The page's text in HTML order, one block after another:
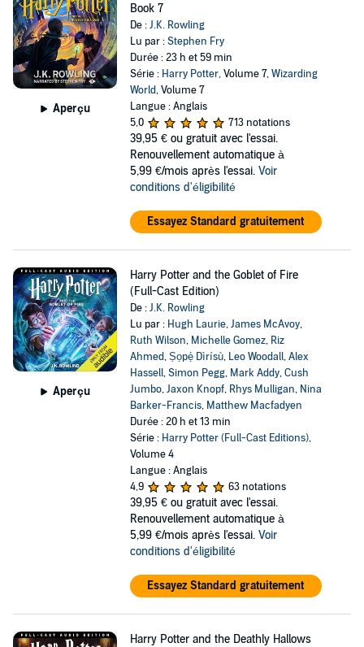
Aperçu
Book 7
De :J.K. Rowling
Lu par :Stephen Fry
Durée : 23 h et 59 min
Série : Harry Potter, Volume 7,Wizarding
World, Volume 7
Langue : Anglais
5,0
713 notations
39,95 € ou gratuit avec l'essai.
Renouvellement automatique à
5,99 €/mois après l'essai. Voir
conditions d'éligibilité
Essayez Standard gratuitement
Aperçu
Harry Potter and the Goblet of Fire
(Full-Cast Edition)
De :J.K. Rowling
Lu par : Hugh Laurie,James McAvoy,
Ruth Wilson, Michelle Gomez, Riz
Ahmed,Ṣọpẹ́ Dìrísù, Leo Woodall,Alex
Hassell,Simon Pegg, Mark Addy,Cush
Jumbo,Jaxon Knopf, Rhys Mulligan, Nina
Barker-Francis, Matthew Macfadyen
Durée : 20 h et 13 min
Série : Harry Potter (Full-Cast Editions),
Volume 4
Langue : Anglais
4,9
63 notations
39,95 € ou gratuit avec l'essai.
Renouvellement automatique à
5,99 €/mois après l'essai. Voir
conditions d'éligibilité
Essayez Standard gratuitement
Harry Potter and the Deathly Hallows